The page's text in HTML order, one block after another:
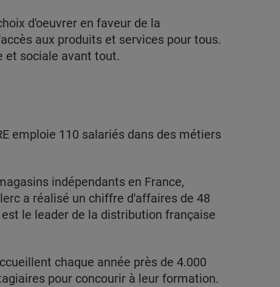
d'oeuvrer en faveur de la
aux produits et services pour tous.
et sociale avant tout.
emploie 110 salariés dans des métiers
indépendants en France,
a réalisé un chiffre d'affaires de 48
le leader de la distribution française
chaque année près de 4.000
pour concourir à leur formation.